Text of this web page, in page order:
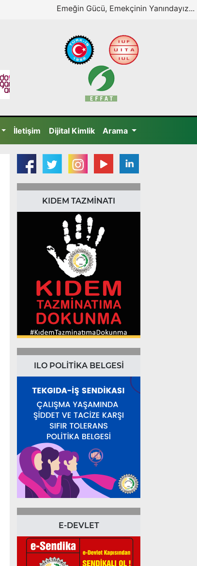
Emeğin Gücü, Emekçinin Yanındayız...
İletişim Dijital Kimlik Arama
KIDEM TAZMİNATI
ILO POLİTİKA BELGESİ
E-DEVLET